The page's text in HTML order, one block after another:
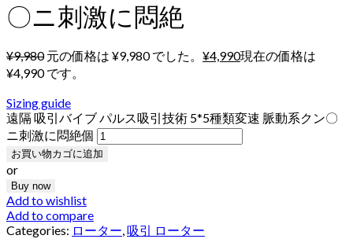
〇ニ刺激に悶絶
¥9,980 元の価格は ¥9,980 でした。 ¥4,990現在の価格は
¥4,990 です。
Sizing guide
遠隔 吸引バイブ パルス吸引技術 5*5種類変速 脈動系クン〇
ニ刺激に悶絶個
お買い物カゴに追加
or
Buy now
Add to wishlist
Add to compare
Categories: ローター,吸引 ローター